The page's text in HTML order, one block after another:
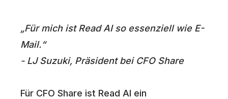
„Für mich ist Read AI so essenziell wie E-
Mail.“
- LJ Suzuki, Präsident bei CFO Share
Für CFO Share ist Read AI ein